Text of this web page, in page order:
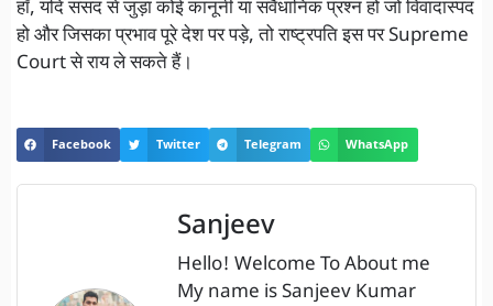
हाँ, यदि संसद से जुड़ा कोई कानूनी या संवैधानिक प्रश्न हो जो विवादास्पद
हो और जिसका प्रभाव पूरे देश पर पड़े, तो राष्ट्रपति इस पर Supreme
Court से राय ले सकते हैं।
Facebook Twitter Telegram WhatsApp
Sanjeev
Hello! Welcome To About me
My name is Sanjeev Kumar